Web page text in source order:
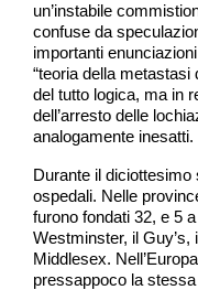
un’instabile
confuse da
importanti
“teoria della metastasi
del tutto logica, ma in
dell’arresto delle
analogamente inesatti.
Durante il
ospedali. Nelle
furono fondati 32, e 5
Westminster, il Guy’s,
Middlesex.
pressappoco la